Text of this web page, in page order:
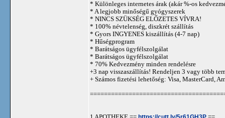
* Különleges internetes árak (akár %-os
* A legjobb minőségű gyógyszerek
* NINCS SZÜKSÉG ELŐZETES VÍVRA!
* 100% névtelenség, diszkrét szállítás
* Gyors INGYENES kiszállítás (4-7 nap)
* Hűségprogram
* Barátságos ügyfélszolgálat
* Barátságos ügyfélszolgálat
* 70% Kedvezmény minden rendelésre
+3 nap visszaszállítás! Rendeljen 3 vagy több
+ Számos fizetési lehetőség: Visa, MasterCard,